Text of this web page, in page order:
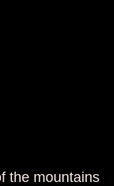
the mountains